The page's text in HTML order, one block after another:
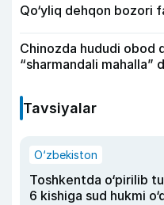
Qo‘yliq dehqon bozori
Chinozda hududi obod
“sharmandali mahalla”
Tavsiyalar
O‘zbekiston
Toshkentda o‘pirilib
6 kishiga sud hukmi